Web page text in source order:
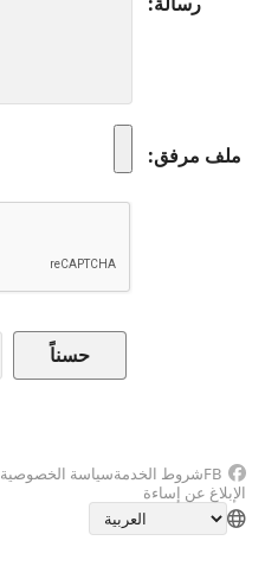
ملف مرفق
FBشروط الخدمةسياسة الخصوصية
الإبلاغ عن إساءة